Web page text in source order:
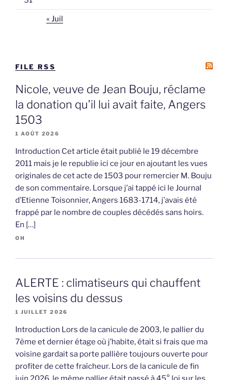
« Juil
FILE RSS
Nicole, veuve de Jean Bouju, réclame
la donation qu’il lui avait faite, Angers
1503
1 AOÛT 2026
Introduction Cet article était publié le 19 décembre
2011 mais je le republie ici ce jour en ajoutant les vues
originales de cet acte de 1503 pour remercier M. Bouju
de son commentaire. Lorsque j’ai tappé ici le Journal
d’Etienne Toisonnier, Angers 1683-1714, j’avais été
frappé par le nombre de couples décédés sans hoirs.
En […]
OH
ALERTE : climatiseurs qui chauffent
les voisins du dessus
1 JUILLET 2026
Introduction Lors de la canicule de 2003, le pallier du
7ème et dernier étage où j’habite, était si frais que ma
voisine gardait sa porte pallière toujours ouverte pour
profiter de cette fraîcheur. Lors de la canicule de fin